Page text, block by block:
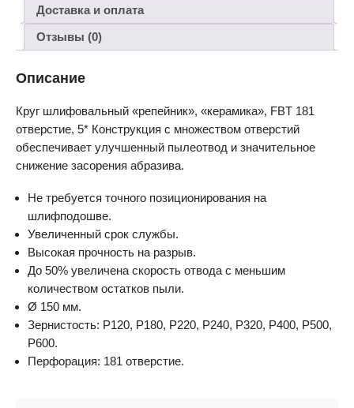
Доставка и оплата
Отзывы (0)
Описание
Круг шлифовальный «репейник», «керамика», FBT 181
отверстие, 5* Конструкция с множеством отверстий
обеспечивает улучшенный пылеотвод и значительное
снижение засорения абразива.
Не требуется точного позиционирования на
шлифподошве.
Увеличенный срок службы.
Высокая прочность на разрыв.
До 50% увеличена скорость отвода с меньшим
количеством остатков пыли.
Ø 150 мм.
Зернистость: P120, P180, P220, P240, P320, P400, P500,
P600.
Перфорация: 181 отверстие.